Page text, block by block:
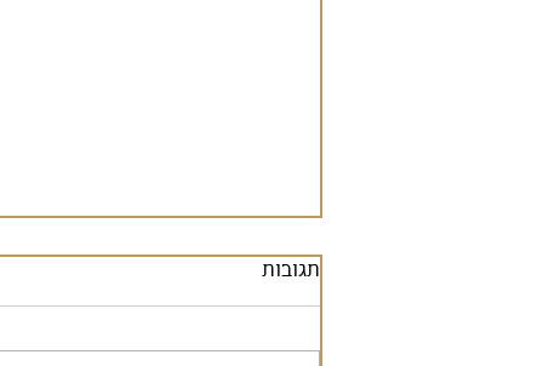
תגובות